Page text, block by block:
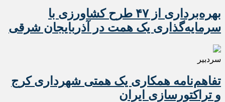
بهره‌برداری از ۴۷ طرح کشاورزی با
سرمایه‌گذاری یک همت در آذربایجان شرقی
سردبیر
تفاهم‌نامه همکاری یک همتی شهرداری کرج
و تراکتورسازی ایران